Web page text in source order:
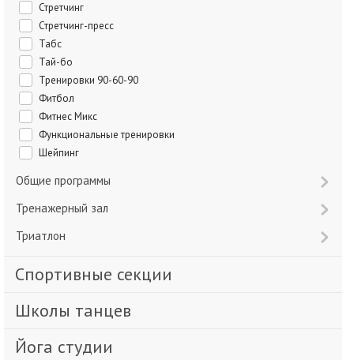
Стретчинг
Стретчинг-пресс
Табс
Тай-бо
Тренировки 90-60-90
Фитбол
Фитнес Микс
Функциональные тренировки
Шейпинг
Общие программы
Тренажерный зал
Триатлон
Спортивные секции
Школы танцев
Йога студии